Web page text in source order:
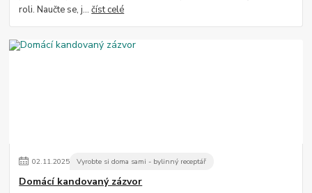
roli. Naučte se, j...číst celé
02.11.2025 Vyrobte si doma sami - bylinný receptář
Domácí kandovaný zázvor